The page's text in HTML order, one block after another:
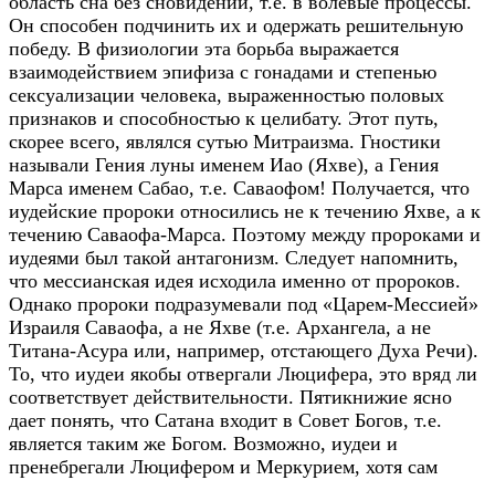
Он способен подчинить их и одержать решительную
победу. В физиологии эта борьба выражается
взаимодействием эпифиза с гонадами и степенью
сексуализации человека, выраженностью половых
признаков и способностью к целибату. Этот путь,
скорее всего, являлся сутью Митраизма. Гностики
называли Гения луны именем Иао (Яхве), а Гения
Марса именем Сабао, т.е. Саваофом! Получается, что
иудейские пророки относились не к течению Яхве, а к
течению Саваофа-Марса. Поэтому между пророками и
иудеями был такой антагонизм. Следует напомнить,
что мессианская идея исходила именно от пророков.
Однако пророки подразумевали под «Царем-Мессией»
Израиля Саваофа, а не Яхве (т.е. Архангела, а не
Титана-Асура или, например, отстающего Духа Речи).
То, что иудеи якобы отвергали Люцифера, это вряд ли
соответствует действительности. Пятикнижие ясно
дает понять, что Сатана входит в Совет Богов, т.е.
является таким же Богом. Возможно, иудеи и
пренебрегали Люцифером и Меркурием, хотя сам